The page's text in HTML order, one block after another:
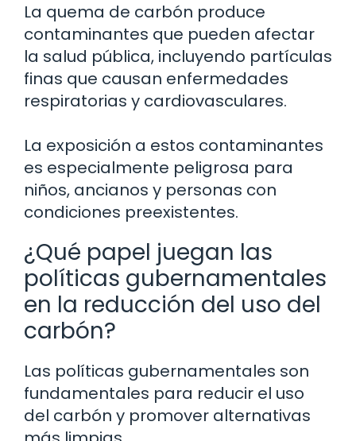
La quema de carbón produce
contaminantes que pueden afectar
la salud pública, incluyendo partículas
finas que causan enfermedades
respiratorias y cardiovasculares.
La exposición a estos contaminantes
es especialmente peligrosa para
niños, ancianos y personas con
condiciones preexistentes.
¿Qué papel juegan las
políticas gubernamentales
en la reducción del uso del
carbón?
Las políticas gubernamentales son
fundamentales para reducir el uso
del carbón y promover alternativas